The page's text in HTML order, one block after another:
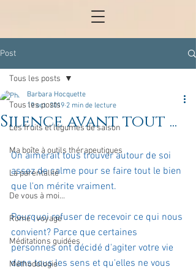
Post
Tous les posts
Les fruits et légumes de saison
Ma boîte à outils thérapeutiques
La parentalité
De vous à moi...
Rome : voyage
Méditations guidées
Méthodologie
Tous les posts
Silence avant tout ...
Barbara Hocquette
19 oct. 2019 2 min de lecture
On aimerait tous trouver autour de soi
assez de calme pour se faire tout le bien
que l'on mérite vraiment.
Pourquoi refuser de recevoir ce qui nous
convient? Parce que certaines
personnes ont décidé d'agiter votre vie
dans tous les sens et qu'elles ne vous